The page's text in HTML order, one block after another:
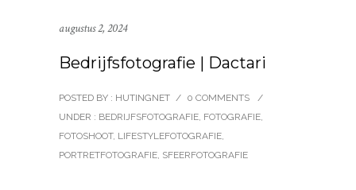
augustus 2, 2024
Bedrijfsfotografie | Dactari
POSTED BY : HUTINGNET / 0 COMMENTS
/
UNDER : BEDRIJFSFOTOGRAFIE, FOTOGRAFIE,
FOTOSHOOT, LIFESTYLEFOTOGRAFIE,
PORTRETFOTOGRAFIE, SFEERFOTOGRAFIE